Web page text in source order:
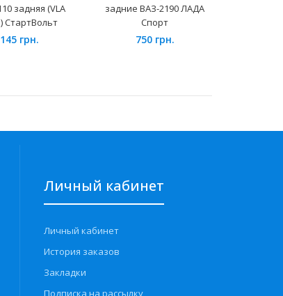
задняя (VLA
СтартВольт
145 грн.
задние ВАЗ-2190 ЛАДА
Спорт
750 грн.
Личный кабинет
Личный кабинет
История заказов
Закладки
Подписка на рассылку